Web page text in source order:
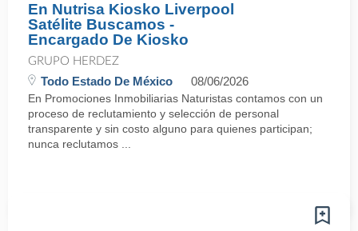
En Nutrisa Kiosko Liverpool
Satélite Buscamos -
Encargado De Kiosko
GRUPO HERDEZ
Todo Estado De México 08/06/2026
En Promociones Inmobiliarias Naturistas contamos con un
proceso de reclutamiento y selección de personal
transparente y sin costo alguno para quienes participan;
nunca reclutamos ...